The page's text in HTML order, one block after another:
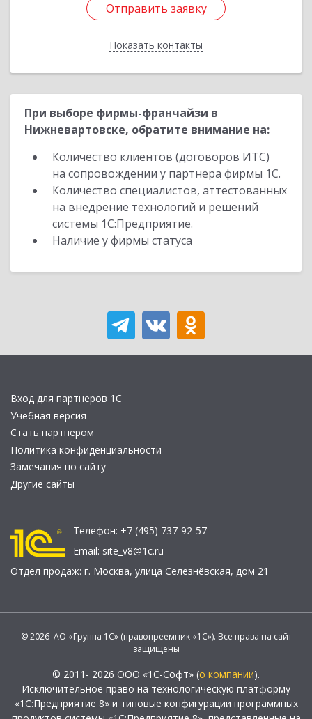
Отправить заявку
Показать контакты
Отправить заявку
Назад
При выборе фирмы-франчайзи в
Нижневартовске, обратите внимание на:
Количество клиентов (договоров ИТС)
на сопровождении у партнера фирмы 1С.
Количество специалистов, аттестованных
на внедрение технологий и решений
системы 1С:Предприятие.
Наличие у фирмы статуса
Вход для партнеров 1С
Учебная версия
Стать партнером
Политика конфиденциальности
Замечания по сайту
Другие сайты
Телефон: +7 (495) 737-92-57
Email: site_v8@1c.ru
Отдел продаж: г. Москва, улица Селезнёвская, дом 21
© 2026 АО «Группа 1С» (правопреемник «1С»). Все права на сайт
защищены
© 2011- 2026 ООО «1С-Софт» (о компании).
Исключительное право на технологическую платформу
«1С:Предприятие 8» и типовые конфигурации программных